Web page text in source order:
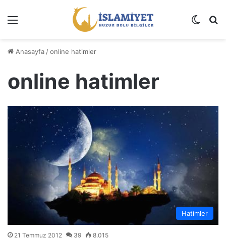
Dış
Anasayfa /online hatimler
online hatimler
Hatimler
21 Temmuz 2012 39 8.015